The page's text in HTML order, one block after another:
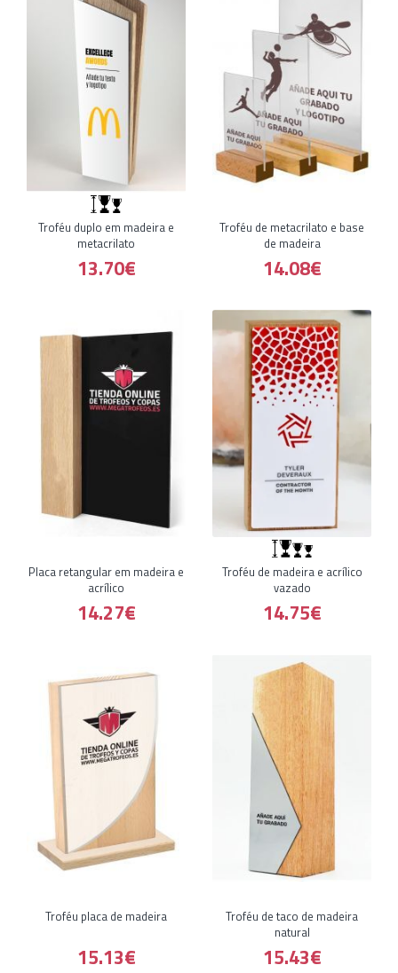
Troféu duplo em madeira e
metacrilato
13.70€
Troféu de metacrilato e base
de madeira
14.08€
Placa retangular em madeira e
acrílico
14.27€
Troféu de madeira e acrílico
vazado
14.75€
Troféu placa de madeira
15.13€
Troféu de taco de madeira
natural
15.43€